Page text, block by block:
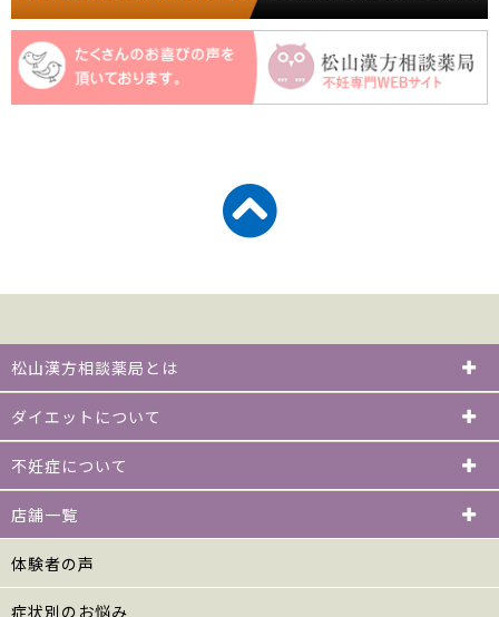
松山漢方相談薬局とは
ダイエットについて
不妊症について
店舗一覧
体験者の声
症状別のお悩み